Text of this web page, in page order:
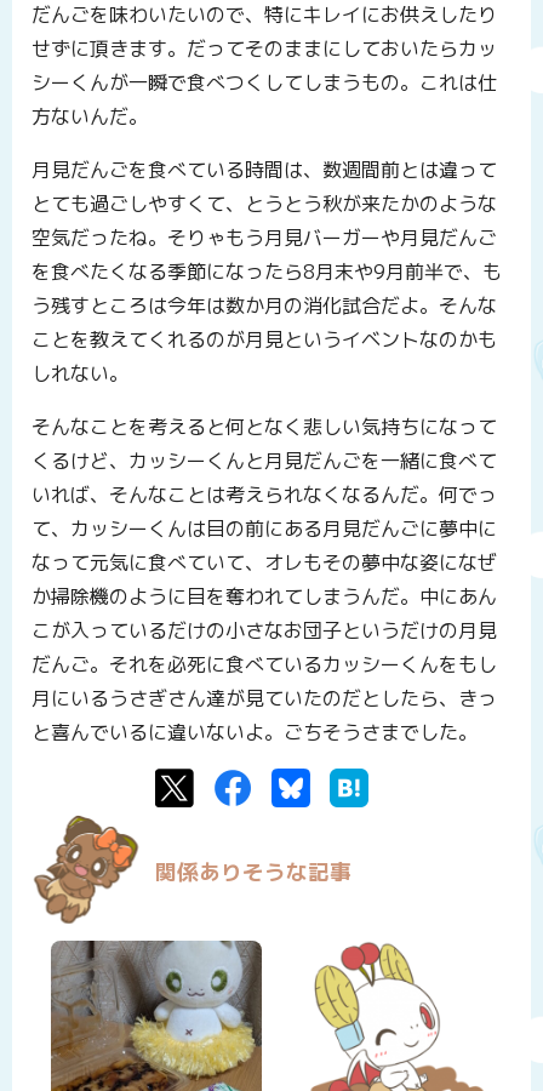
だんごを味わいたいので、特にキレイにお供えしたり
せずに頂きます。だってそのままにしておいたらカッ
シーくんが一瞬で食べつくしてしまうもの。これは仕
方ないんだ。
月見だんごを食べている時間は、数週間前とは違って
とても過ごしやすくて、とうとう秋が来たかのような
空気だったね。そりゃもう月見バーガーや月見だんご
を食べたくなる季節になったら8月末や9月前半で、も
う残すところは今年は数か月の消化試合だよ。そんな
ことを教えてくれるのが月見というイベントなのかも
しれない。
そんなことを考えると何となく悲しい気持ちになって
くるけど、カッシーくんと月見だんごを一緒に食べて
いれば、そんなことは考えられなくなるんだ。何でっ
て、カッシーくんは目の前にある月見だんごに夢中に
なって元気に食べていて、オレもその夢中な姿になぜ
か掃除機のように目を奪われてしまうんだ。中にあん
こが入っているだけの小さなお団子というだけの月見
だんご。それを必死に食べているカッシーくんをもし
月にいるうさぎさん達が見ていたのだとしたら、きっ
と喜んでいるに違いないよ。ごちそうさまでした。
TwitterFacebookBluesky
関係ありそうな記事